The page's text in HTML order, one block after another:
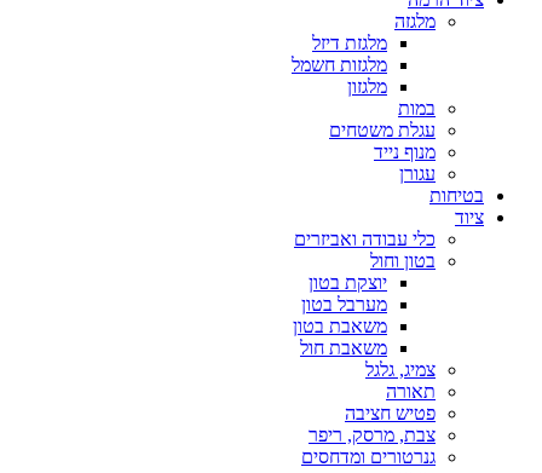
מלגזה
מלגזת דיזל
מלגזות חשמל
מלגזון
במות
עגלת משטחים
מנוף נייד
עגורן
בטיחות
ציוד
כלי עבודה ואביזרים
בטון וחול
יוצקת בטון
מערבל בטון
משאבת בטון
משאבת חול
צמיג, גלגל
תאורה
פטיש חציבה
צבת, מרסק, ריפר
גנרטורים ומדחסים